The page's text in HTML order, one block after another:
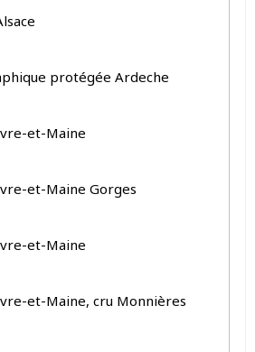
protégée Ardeche
et-Maine
et-Maine Gorges
et-Maine
et-Maine, cru Monnières